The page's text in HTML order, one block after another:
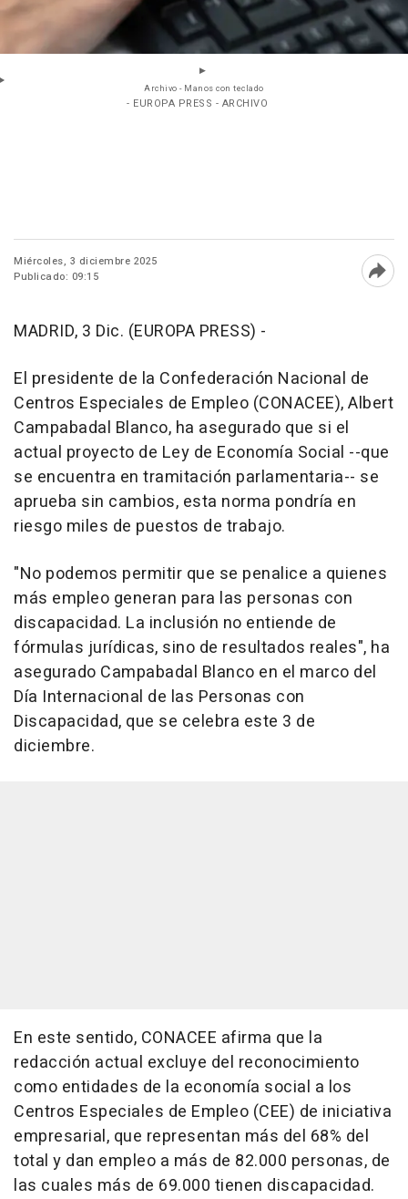
Archivo - Manos con teclado
- EUROPA PRESS - ARCHIVO
Miércoles, 3 diciembre 2025
Publicado: 09:15
MADRID, 3 Dic. (EUROPA PRESS) -
El presidente de la Confederación Nacional de
Centros Especiales de Empleo (CONACEE), Albert
Campabadal Blanco, ha asegurado que si el
actual proyecto de Ley de Economía Social --que
se encuentra en tramitación parlamentaria-- se
aprueba sin cambios, esta norma pondría en
riesgo miles de puestos de trabajo.
"No podemos permitir que se penalice a quienes
más empleo generan para las personas con
discapacidad. La inclusión no entiende de
fórmulas jurídicas, sino de resultados reales", ha
asegurado Campabadal Blanco en el marco del
Día Internacional de las Personas con
Discapacidad, que se celebra este 3 de
diciembre.
En este sentido, CONACEE afirma que la
redacción actual excluye del reconocimiento
como entidades de la economía social a los
Centros Especiales de Empleo (CEE) de iniciativa
empresarial, que representan más del 68% del
total y dan empleo a más de 82.000 personas, de
las cuales más de 69.000 tienen discapacidad.